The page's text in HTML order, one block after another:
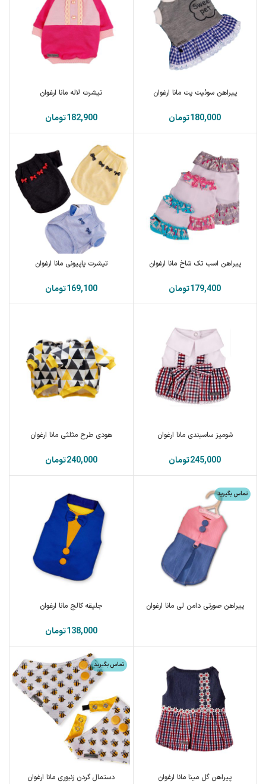
پیراهن سوئیت پت مانا ارغوان
تومان
تیشرت لاله مانا ارغوان
تومان
پیراهن اسب تک شاخ مانا ارغوان
تومان
تیشرت پاپیونی مانا ارغوان
تومان
شومیز ساسبندی مانا ارغوان
تومان
هودی طرح مثلثی مانا ارغوان
تومان
تماس بگیرید
پیراهن صورتی دامن لی مانا ارغوان جلیقه کالج مانا ارغوان
تومان
پیراهن گل مینا مانا ارغوان
تماس بگیرید
دستمال گردن زنبوری مانا ارغوان